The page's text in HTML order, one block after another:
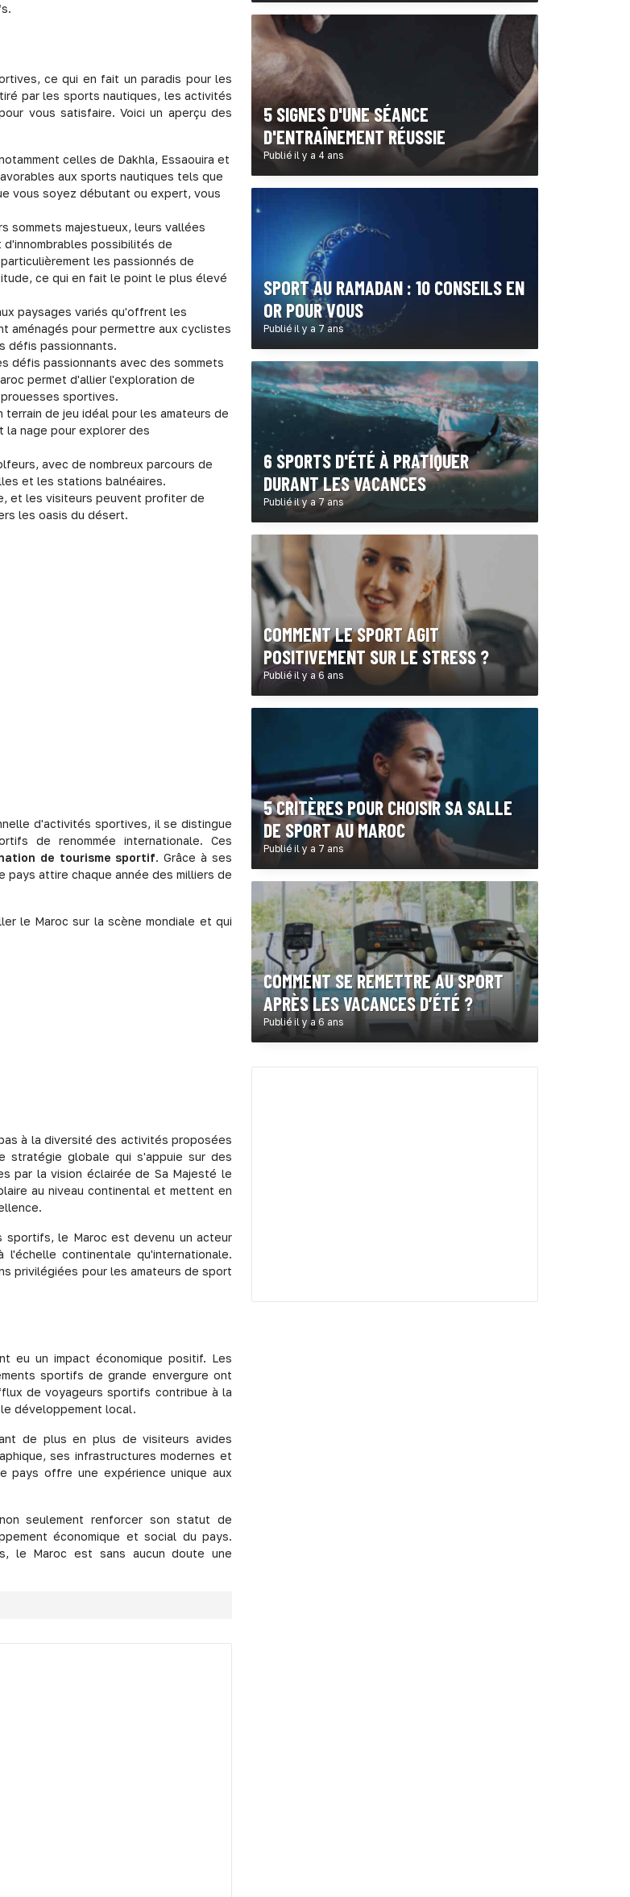
ce qui en fait un paradis pour les
par les sports nautiques, les activités
vous satisfaire. Voici un aperçu des
celles de Dakhla, Essaouira et
aux sports nautiques tels que
vous soyez débutant ou expert, vous
sommets majestueux, leurs vallées
possibilités de
les passionnés de
ce qui en fait le point le plus élevé
paysages variés qu'offrent les
aménagés pour permettre aux cyclistes
défis passionnants.
défis passionnants avec des sommets
permet d'allier l'exploration de
sportives.
de jeu idéal pour les amateurs de
la nage pour explorer des
avec de nombreux parcours de
et les stations balnéaires.
et les visiteurs peuvent profiter de
les oasis du désert.
d'activités sportives, il se distingue
de renommée internationale. Ces
de tourisme sportif. Grâce à ses
attire chaque année des milliers de
le Maroc sur la scène mondiale et qui
à la diversité des activités proposées
stratégie globale qui s'appuie sur des
par la vision éclairée de Sa Majesté le
au niveau continental et mettent en
le Maroc est devenu un acteur
continentale qu'internationale.
privilégiées pour les amateurs de sport
eu un impact économique positif. Les
sportifs de grande envergure ont
de voyageurs sportifs contribue à la
développement local.
de plus en plus de visiteurs avides
ses infrastructures modernes et
pays offre une expérience unique aux
seulement renforcer son statut de
économique et social du pays.
le Maroc est sans aucun doute une
5 SIGNES D'UNE SÉANCE
D'ENTRAÎNEMENT RÉUSSIE
Publié il y a 4 ans
SPORT AU RAMADAN : 10 CONSEILS EN
OR POUR VOUS
Publié il y a 7 ans
6 SPORTS D'ÉTÉ À PRATIQUER
DURANT LES VACANCES
Publié il y a 7 ans
COMMENT LE SPORT AGIT
POSITIVEMENT SUR LE STRESS ?
Publié il y a 6 ans
5 CRITÈRES POUR CHOISIR SA SALLE
DE SPORT AU MAROC
Publié il y a 7 ans
COMMENT SE REMETTRE AU SPORT
APRÈS LES VACANCES D’ÉTÉ ?
Publié il y a 6 ans